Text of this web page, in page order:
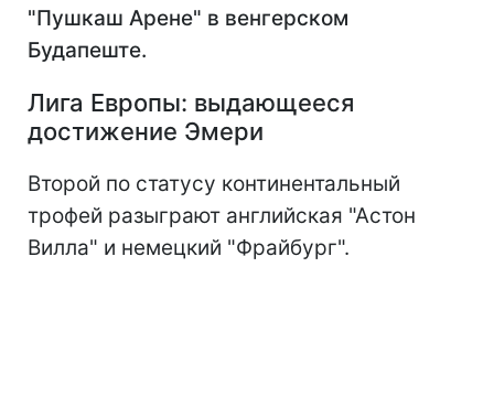
"Пушкаш Арене" в венгерском
Будапеште.
Лига Европы: выдающееся
достижение Эмери
Второй по статусу континентальный
трофей разыграют английская "Астон
Вилла" и немецкий "Фрайбург".